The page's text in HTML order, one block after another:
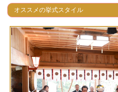
オススメの挙式スタイル